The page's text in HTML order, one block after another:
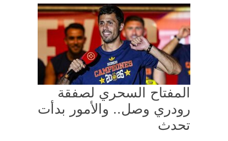
المفتاح السحري لصفقة
رودري وصل.. والأمور بدأت
تحدث